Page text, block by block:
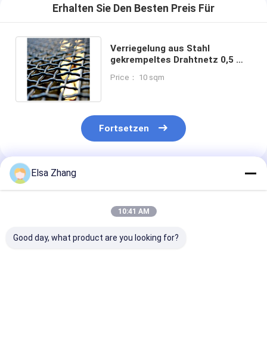
Erhalten Sie Den Besten Preis Für
Verriegelung aus Stahl
gekrempeltes Drahtnetz 0,5 m
Verzinkt
Price： 10 sqm
Fortsetzen
Empfohlene Produkte
Elsa Zhang
10:41 AM
Good day, what product are you looking for?